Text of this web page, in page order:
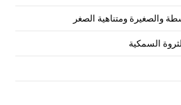
والصغيرة ومتناهية الصغر
السمكية